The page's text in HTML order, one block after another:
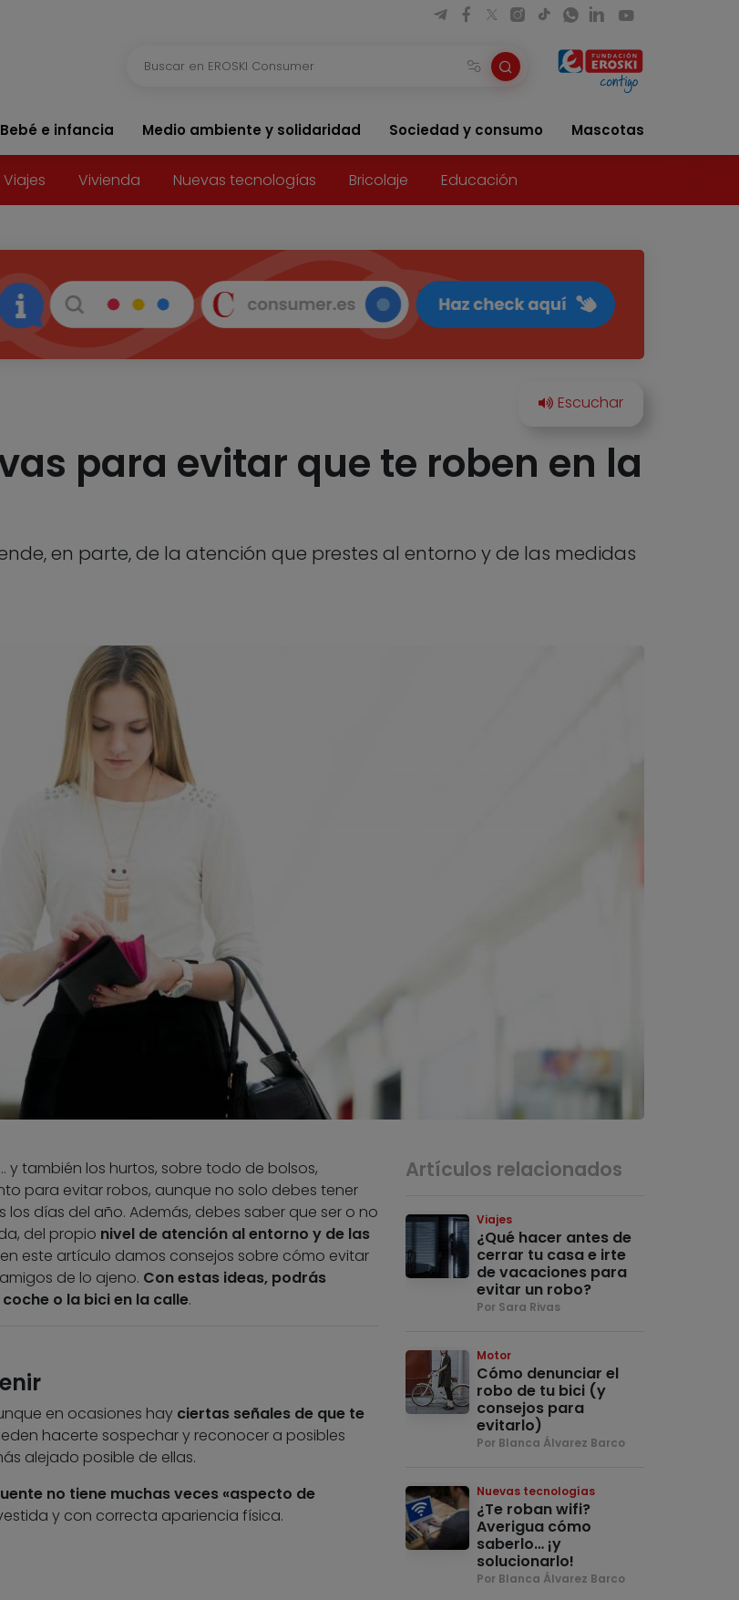
Bebé e infancia Medio ambiente y solidaridad Sociedad y consumo Mascotas
Viajes Vivienda Nuevas tecnologías Bricolaje Educación
para evitar que te roben en la
en parte, de la atención que prestes al entorno y de las medidas
y también los hurtos, sobre todo de bolsos,
para evitar robos, aunque no solo debes tener
días del año. Además, debes saber que ser o no
del propio nivel de atención al entorno y de las
en este artículo damos consejos sobre cómo evitar
de lo ajeno. Con estas ideas, podrás
o la bici en la calle.
en ocasiones hay ciertas señales de que te
hacerte sospechar y reconocer a posibles
alejado posible de ellas.
no tiene muchas veces «aspecto de
y con correcta apariencia física.
Artículos relacionados
Viajes
¿Qué hacer antes de
cerrar tu casa e irte
de vacaciones para
evitar un robo?
Por Sara Rivas
Motor
Cómo denunciar el
robo de tu bici (y
consejos para
evitarlo)
Por Blanca Álvarez Barco
Nuevas tecnologías
¿Te roban wifi?
Averigua cómo
saberlo… ¡y
solucionarlo!
Por Blanca Álvarez Barco